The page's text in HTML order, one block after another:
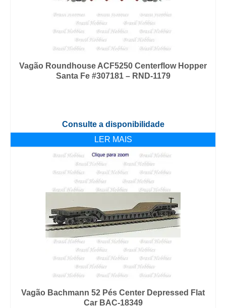
Vagão Roundhouse ACF5250 Centerflow Hopper
Santa Fe #307181 – RND-1179
Consulte a disponibilidade
LER MAIS
Vagão Bachmann 52 Pés Center Depressed Flat
Car BAC-18349